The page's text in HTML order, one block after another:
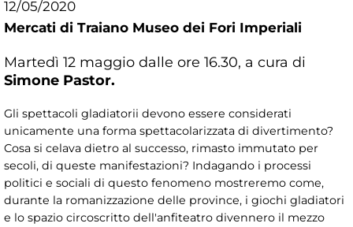
12/05/2020
Mercati di Traiano Museo dei Fori Imperiali
Martedì 12 maggio dalle ore 16.30, a cura di
Simone Pastor.
Gli spettacoli gladiatorii devono essere considerati
unicamente una forma spettacolarizzata di divertimento?
Cosa si celava dietro al successo, rimasto immutato per
secoli, di queste manifestazioni? Indagando i processi
politici e sociali di questo fenomeno mostreremo come,
durante la romanizzazione delle province, i giochi gladiatori
e lo spazio circoscritto dell'anfiteatro divennero il mezzo